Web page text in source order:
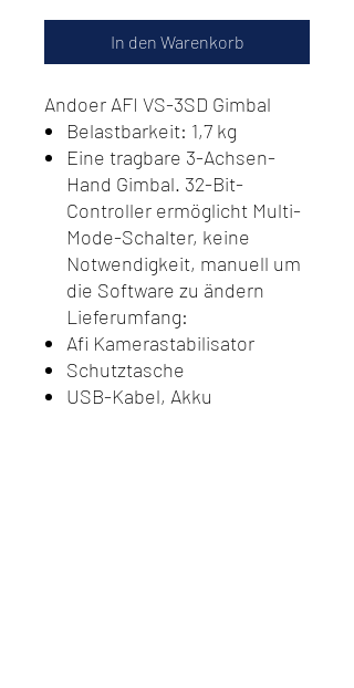
In den Warenkorb
Andoer AFI VS-3SD Gimbal
Belastbarkeit: 1,7 kg
Eine tragbare 3-Achsen-
Hand Gimbal. 32-Bit-
Controller ermöglicht Multi-
Mode-Schalter, keine
Notwendigkeit, manuell um
die Software zu ändern
Lieferumfang:
Afi Kamerastabilisator
Schutztasche
USB-Kabel, Akku